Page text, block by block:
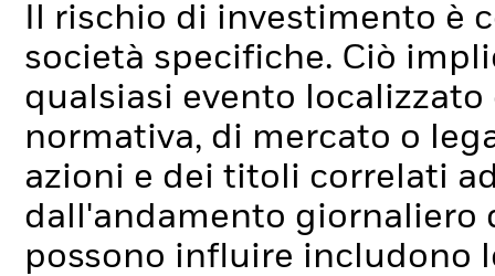
Il rischio di investimento è
società specifiche. Ciò
qualsiasi evento
normativa, di mercato o
azioni e dei titoli correlati
dall'andamento giornaliero
possono influire includono